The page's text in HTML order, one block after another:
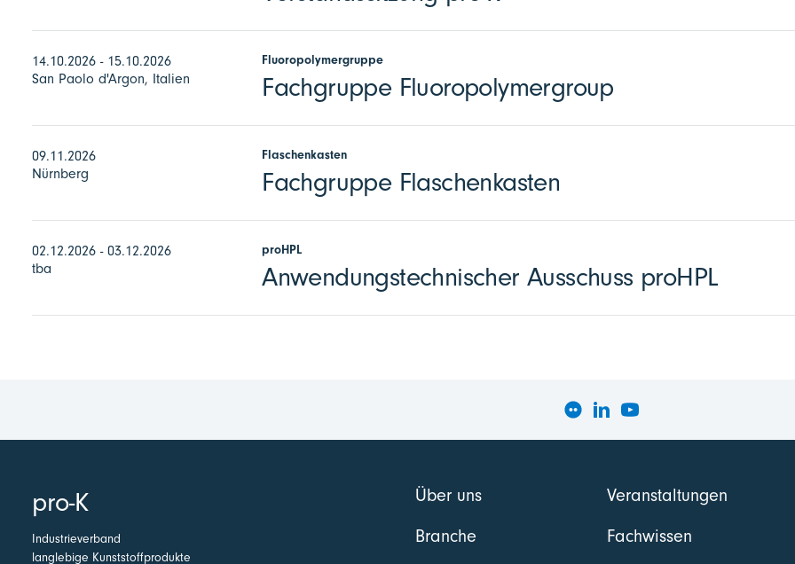
14.10.2026 - 15.10.2026
San Paolo d'Argon, Italien
Fluoropolymergruppe
Fachgruppe Fluoropolymergroup
09.11.2026
Nürnberg
Flaschenkasten
Fachgruppe Flaschenkasten
02.12.2026 - 03.12.2026
tba
proHPL
Anwendungstechnischer Ausschuss proHPL
pro-K
Industrieverband
langlebige Kunststoffprodukte
Über uns
Branche
Veranstaltungen
Fachwissen